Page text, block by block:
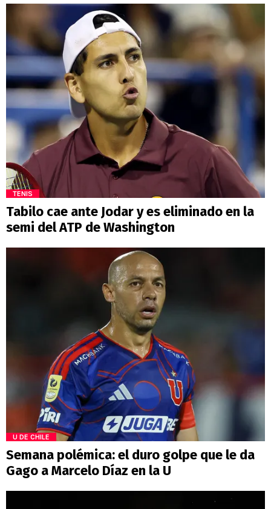
TENIS
Tabilo cae ante Jodar y es eliminado en la
semi del ATP de Washington
U DE CHILE
Semana polémica: el duro golpe que le da
Gago a Marcelo Díaz en la U